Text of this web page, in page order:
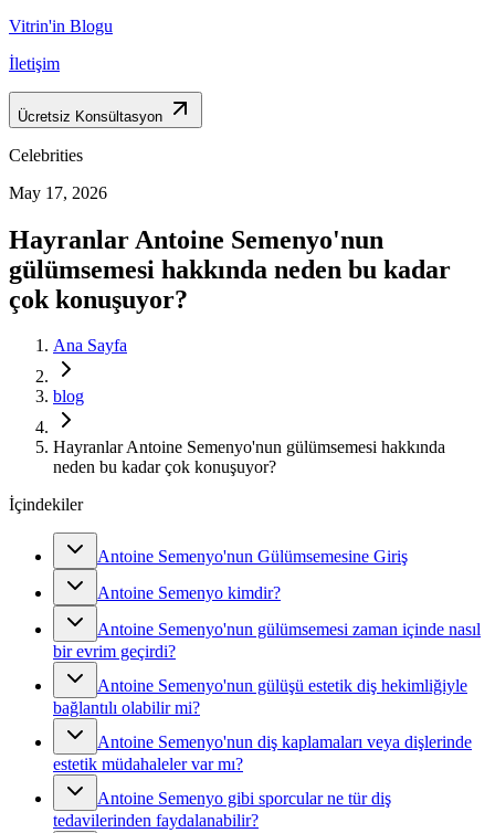
Vitrin'in Blogu
İletişim
Ücretsiz Konsültasyon
Celebrities
May 17, 2026
Hayranlar Antoine Semenyo'nun
gülümsemesi hakkında neden bu kadar
çok konuşuyor?
Ana Sayfa
blog
Hayranlar Antoine Semenyo'nun gülümsemesi hakkında
neden bu kadar çok konuşuyor?
İçindekiler
Antoine Semenyo'nun Gülümsemesine Giriş
Antoine Semenyo kimdir?
Antoine Semenyo'nun gülümsemesi zaman içinde nasıl
bir evrim geçirdi?
Antoine Semenyo'nun gülüşü estetik diş hekimliğiyle
bağlantılı olabilir mi?
Antoine Semenyo'nun diş kaplamaları veya dişlerinde
estetik müdahaleler var mı?
Antoine Semenyo gibi sporcular ne tür diş
tedavilerinden faydalanabilir?